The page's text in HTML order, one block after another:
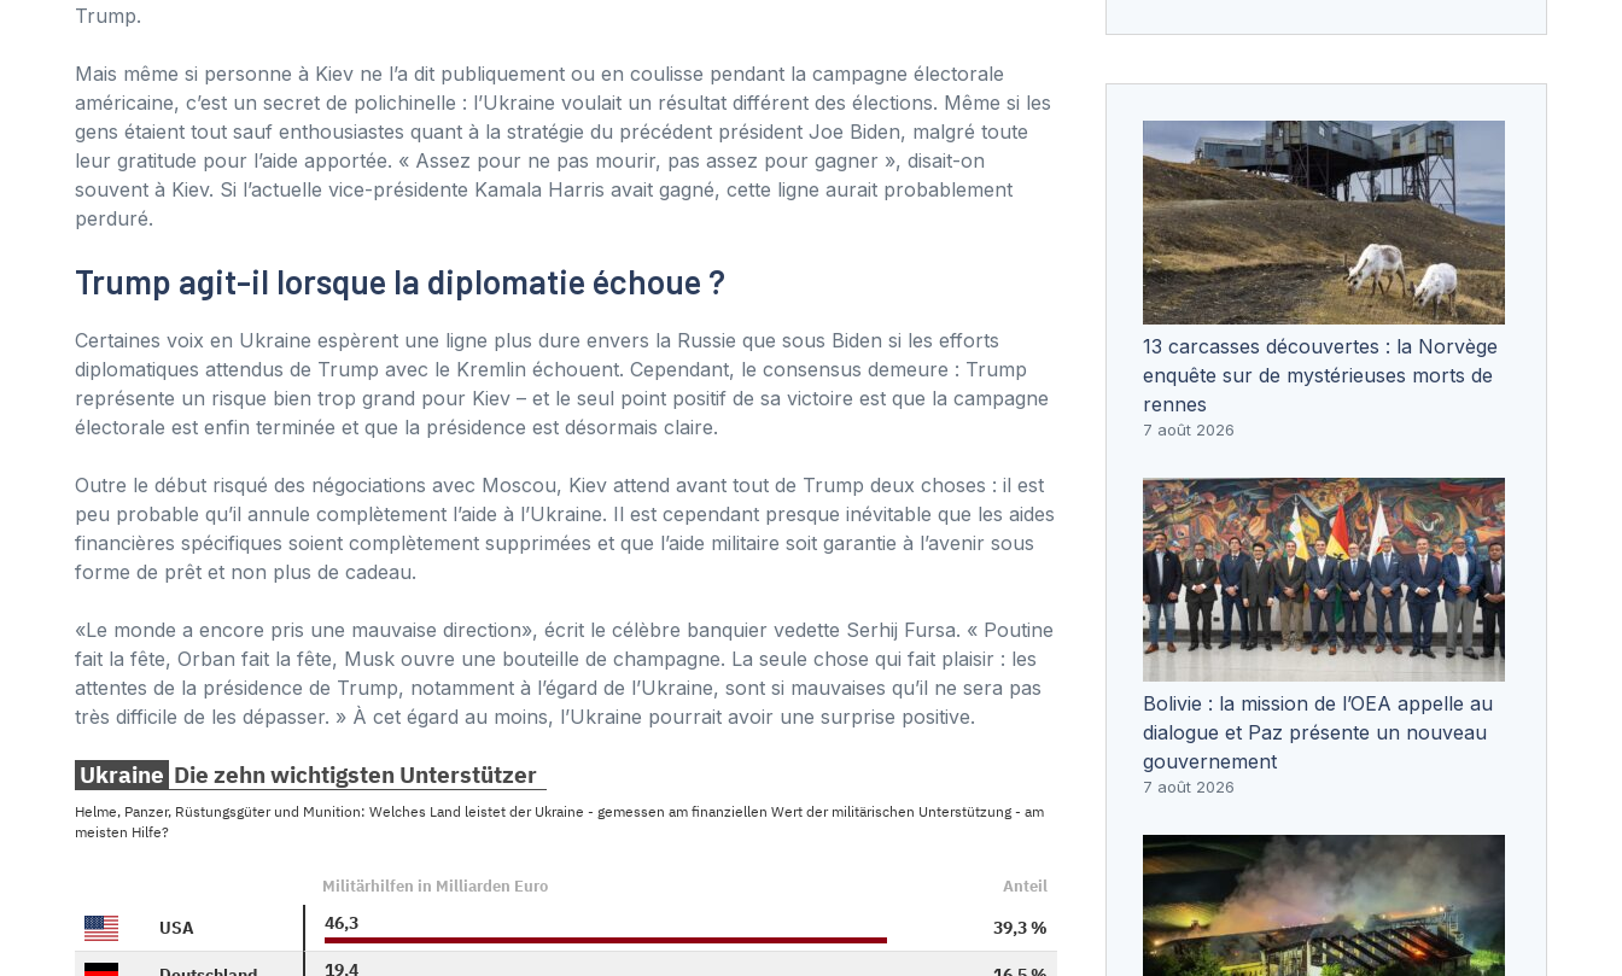
Trump.
Mais même si personne à Kiev ne l’a dit publiquement ou en coulisse pendant la campagne électorale
américaine, c’est un secret de polichinelle : l’Ukraine voulait un résultat différent des élections. Même si les
gens étaient tout sauf enthousiastes quant à la stratégie du précédent président Joe Biden, malgré toute
leur gratitude pour l’aide apportée. « Assez pour ne pas mourir, pas assez pour gagner », disait-on
souvent à Kiev. Si l’actuelle vice-présidente Kamala Harris avait gagné, cette ligne aurait probablement
perduré.
Trump agit-il lorsque la diplomatie échoue ?
Certaines voix en Ukraine espèrent une ligne plus dure envers la Russie que sous Biden si les efforts
diplomatiques attendus de Trump avec le Kremlin échouent. Cependant, le consensus demeure : Trump
représente un risque bien trop grand pour Kiev – et le seul point positif de sa victoire est que la campagne
électorale est enfin terminée et que la présidence est désormais claire.
Outre le début risqué des négociations avec Moscou, Kiev attend avant tout de Trump deux choses : il est
peu probable qu’il annule complètement l’aide à l’Ukraine. Il est cependant presque inévitable que les aides
financières spécifiques soient complètement supprimées et que l’aide militaire soit garantie à l’avenir sous
forme de prêt et non plus de cadeau.
«Le monde a encore pris une mauvaise direction», écrit le célèbre banquier vedette Serhij Fursa. « Poutine
fait la fête, Orban fait la fête, Musk ouvre une bouteille de champagne. La seule chose qui fait plaisir : les
attentes de la présidence de Trump, notamment à l’égard de l’Ukraine, sont si mauvaises qu’il ne sera pas
très difficile de les dépasser. » À cet égard au moins, l’Ukraine pourrait avoir une surprise positive.
13 carcasses découvertes : la Norvège
enquête sur de mystérieuses morts de
rennes
7 août 2026
Bolivie : la mission de l’OEA appelle au
dialogue et Paz présente un nouveau
gouvernement
7 août 2026